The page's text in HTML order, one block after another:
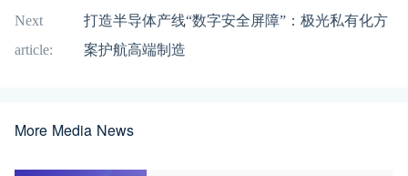
Next
article:
打造半导体产线“数字安全屏障”：极光私有化方
案护航高端制造
More Media News